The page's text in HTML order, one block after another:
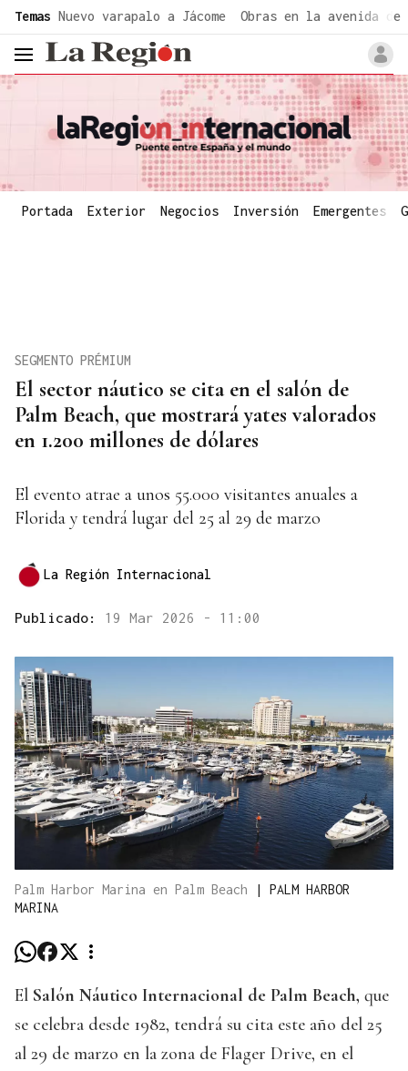
Temas Nuevo varapalo a Jácome Obras en la avenida de
header.menu.open
Portada Exterior Negocios Inversión Emergentes
El sector náutico se cita en el salón de
Palm Beach, que mostrará yates valorados
en 1.200 millones de dólares
SEGMENTO PRÉMIUM
El evento atrae a unos 55.000 visitantes anuales a
Florida y tendrá lugar del 25 al 29 de marzo
La Región Internacional
Publicado: 19 Mar 2026 - 11:00
Palm Harbor Marina en Palm Beach | PALM HARBOR
MARINA
El Salón Náutico Internacional de Palm Beach, que
se celebra desde 1982, tendrá su cita este año del 25
al 29 de marzo en la zona de Flager Drive, en el